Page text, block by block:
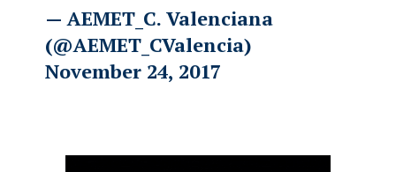
— AEMET_C. Valenciana
(@AEMET_CValencia)
November 24, 2017